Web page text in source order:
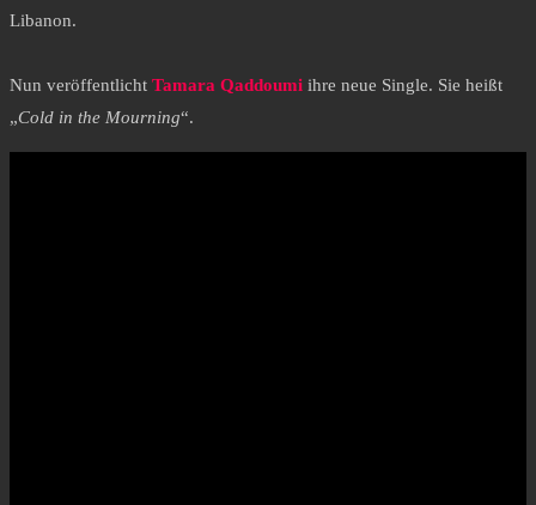
Libanon.
Nun veröffentlicht Tamara Qaddoumi ihre neue Single. Sie heißt
„Cold in the Mourning“.